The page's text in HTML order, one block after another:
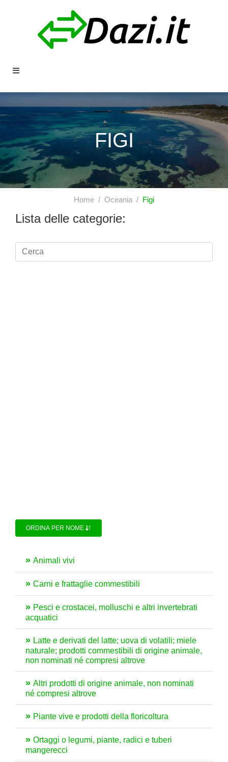
FIGI
Home Oceania Figi
Lista delle categorie:
ORDINA PER NOME
Animali vivi
Carni e frattaglie commestibili
Pesci e crostacei, molluschi e altri invertebrati
acquatici
Latte e derivati del latte; uova di volatili; miele
naturale; prodotti commestibili di origine animale,
non nominati né compresi altrove
Altri prodotti di origine animale, non nominati
né compresi altrove
Piante vive e prodotti della floricoltura
Ortaggi o legumi, piante, radici e tuberi
mangerecci